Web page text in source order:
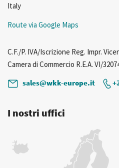
Italy
Route via Google Maps
C.F./P. IVA/Iscrizione Reg. Impr.
Camera di Commercio R.E.A. VI/
sales@wkk-europe.it
I nostri uffici